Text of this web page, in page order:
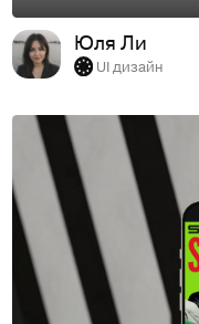
Юля Ли
UI дизайн